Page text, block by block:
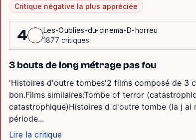
Critique négative la plus appréciée
4
Les-Oublies-du-cinema-D-horreu
1877 critiques
3 bouts de long métrage pas fou
'Histoires d'outre tombes'2 films composé de 3
bon.Films similaires:Tombe of terror
catastrophique)Histoires d d'outre tombe (la j ai
période...
Lire la critique